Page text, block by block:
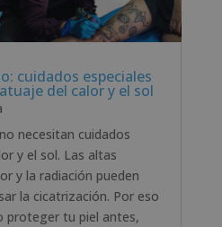
cuidados especiales
del calor y el sol
necesitan cuidados
y el sol. Las altas
y la radiación pueden
la cicatrización. Por eso
proteger tu piel antes,